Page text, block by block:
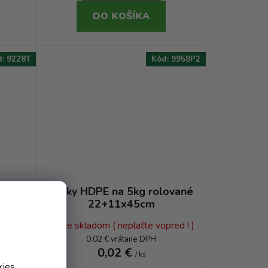
DO KOŠÍKA
! )
9228T
Tašky HDPE na 5kg rolované
22+11x45cm
Nie je skladom ( neplaťte vopred ! )
0,02 € vrátane DPH
0,02 € / ks
Kód: 9958P2